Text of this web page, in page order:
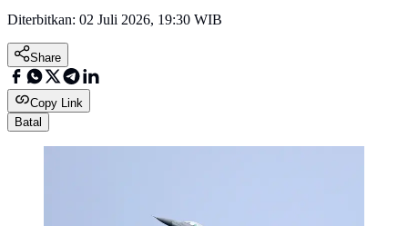
Diterbitkan: 02 Juli 2026, 19:30 WIB
Share
Copy Link
Batal